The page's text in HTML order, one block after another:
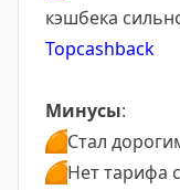
кэшбека
Topcashback
Минусы:
🟠Стал
🟠Нет тарифа